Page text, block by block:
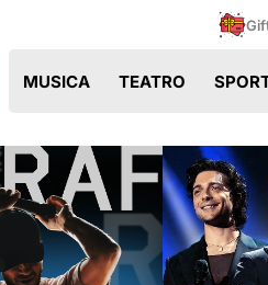
MUSICA TEATRO